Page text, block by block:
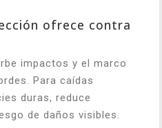
ofrece contra
impactos y el marco
Para caídas
duras, reduce
de daños visibles.